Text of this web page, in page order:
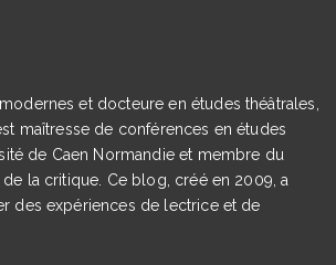
et docteure en études théâtrales,
maîtresse de conférences en études
de Caen Normandie et membre du
la critique. Ce blog, créé en 2009, a
des expériences de lectrice et de